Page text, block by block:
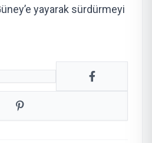
yayarak sürdürmeyi